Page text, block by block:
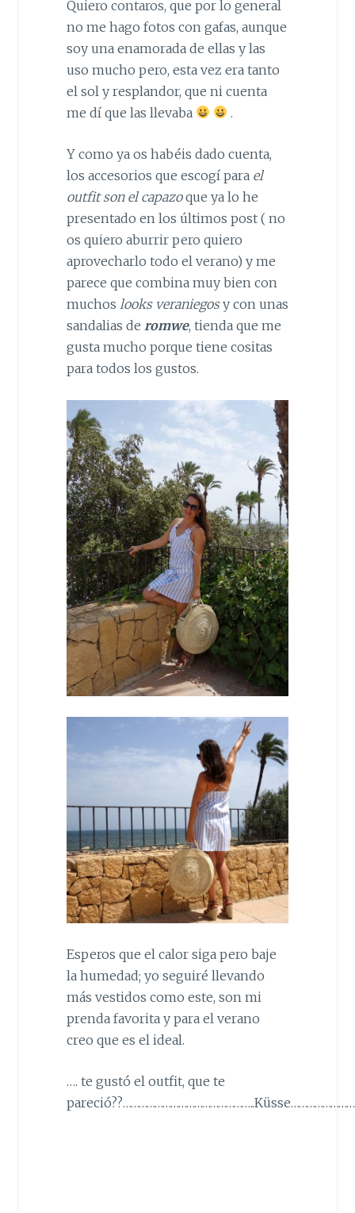
Quiero contaros, que por lo general
no me hago fotos con gafas, aunque
soy una enamorada de ellas y las
uso mucho pero, esta vez era tanto
el sol y resplandor, que ni cuenta
me dí que las llevaba
.
Y como ya os habéis dado cuenta,
los accesorios que escogí para el
outfit son el capazoque ya lo he
presentado en los últimos post ( no
os quiero aburrir pero quiero
aprovecharlo todo el verano) y me
parece que combina muy bien con
muchos looks veraniegosy con unas
sandalias de romwe, tienda que me
gusta mucho porque tiene cositas
para todos los gustos.
Esperos que el calor siga pero baje
la humedad; yo seguiré llevando
más vestidos como este, son mi
prenda favorita y para el verano
creo que es el ideal.
…. te gustó el outfit, que te